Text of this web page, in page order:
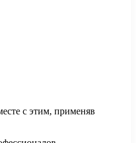
с этим, применяв